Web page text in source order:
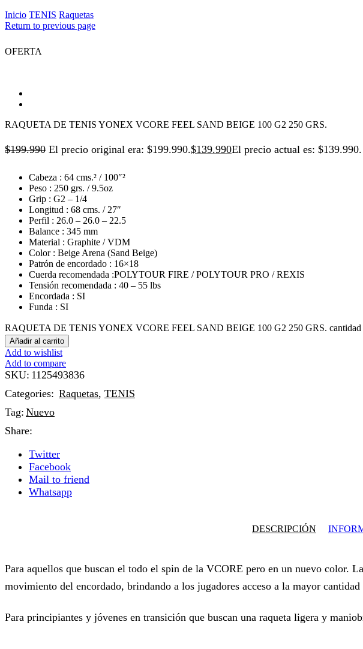
Inicio TENIS Raquetas
Return to previous page
OFERTA
RAQUETA DE TENIS YONEX VCORE FEEL SAND BEIGE 100 G2 250 GRS.
$199.990 El precio original era: $199.990.$139.990El precio actual es: $139.990.
Cabeza : 64 cms.² / 100″²
Peso : 250 grs. / 9.5oz
Grip : G2 – 1/4
Longitud : 68 cms. / 27″
Perfil : 26.0 – 26.0 – 22.5
Balance : 345 mm
Material : Graphite / VDM
Color : Beige Arena (Sand Beige)
Patrón de encordado : 16×18
Cuerda recomendada :POLYTOUR FIRE / POLYTOUR PRO / REXIS
Tensión recomendada : 40 – 55 lbs
Encordada : SI
Funda : SI
RAQUETA DE TENIS YONEX VCORE FEEL SAND BEIGE 100 G2 250 GRS. cantidad
Añadir al carrito
Add to wishlist
Add to compare
SKU: 1125493836
Categories: Raquetas, TENIS
Tag: Nuevo
Share:
Twitter
Facebook
Mail to friend
Whatsapp
DESCRIPCIÓN
Para aquellos que buscan el todo el spin de la VCORE pero en un nuevo color.
movimiento del encordado, brindando a los jugadores acceso a la mayor
Para principiantes y jóvenes en transición que buscan una raqueta ligera y